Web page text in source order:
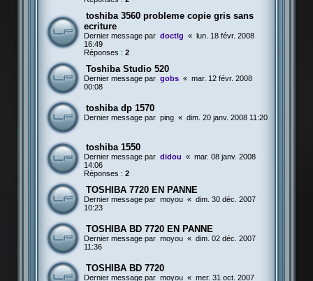
toshiba 3560 probleme copie gris sans
ecriture
Dernier message par doctlg «
lun. 18 févr. 2008
16:49
Réponses : 2
Toshiba Studio 520
Dernier message par gobs « mar. 12 févr. 2008
00:08
toshiba dp 1570
Dernier message par ping « dim. 20 janv. 2008 11:20
toshiba 1550
Dernier message par didou « mar. 08 janv. 2008
14:06
Réponses : 2
TOSHIBA 7720 EN PANNE
Dernier message par moyou « dim. 30 déc. 2007
10:23
TOSHIBA BD 7720 EN PANNE
Dernier message par moyou « dim. 02 déc. 2007
11:36
TOSHIBA BD 7720
Dernier message par moyou « mer. 31 oct. 2007